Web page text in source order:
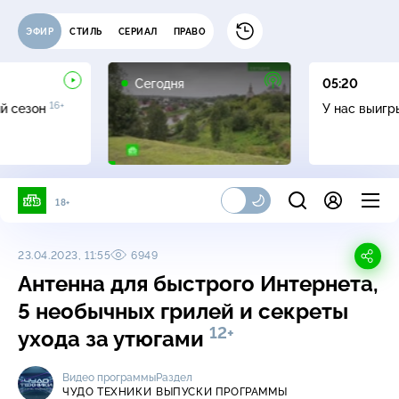
ЭФИР СТИЛЬ СЕРИАЛ ПРАВО
сезон 16+
Сегодня
05:20
У нас
18+
23.04.2023, 11:55 6949
Антенна для быстрого Интернета,
5 необычных грилей и секреты
ухода за утюгами 12+
Видео программы
ЧУДО ТЕХНИКИ
Раздел
ВЫПУСКИ ПРОГРАММЫ